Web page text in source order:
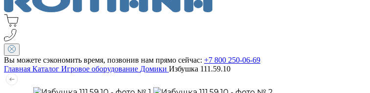
Вы можете сэкономить время, позвонив нам прямо сейчас: +7 800 250-06-69
Главная Каталог Игровое оборудование Домики Избушка 111.59.10